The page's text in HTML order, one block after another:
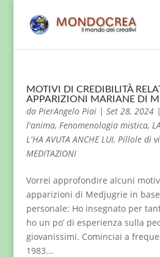
MOTIVI DI CREDIBILITÀ
APPARIZIONI MARIANE DI
da PierAngelo Piai| Set 28, 2024|
l'anima, Fenomenologia mistica,
L'HA AVUTA ANCHE LUI, Pillole di
MEDITAZIONI
Vorrei approfondire alcuni
apparizioni di Medjugrie in
personale: Ho insegnato per
ho un po’ di esperienza sulla
giovanissimi. Cominciai a
1983...